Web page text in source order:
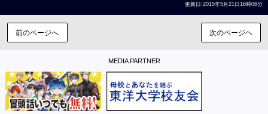
更新日:2015年5月21日16時06分
前のページへ 次のページヘ
MEDIA PARTNER